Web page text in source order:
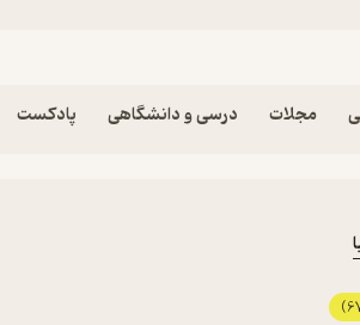
مجلات درسی و دانشگاهی پادکست